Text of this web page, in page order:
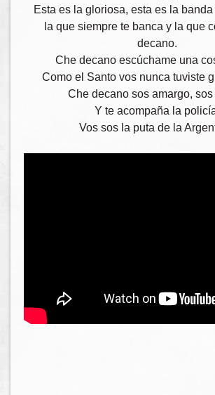
Esta es la gloriosa, esta es la
la que siempre te banca y la que
decano.
Che decano escúchame una
Como el Santo vos nunca tuviste
Che decano sos amargo, sos
Y te acompaña la
Vos sos la puta de la